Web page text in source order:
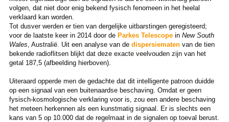
volgen, dat niet door enig bekend fysisch fenomeen in het heelal
verklaard kan worden.
Tot dusver werden er tien van dergelijke uitbarstingen geregisteerd;
voor de laatste keer in 2014 door de Parkes Telescopein New South
Wales , Australië. Uit een analyse van de dispersiematenvan de tien
bekende radioflitsen blijkt dat deze exacte veelvouden zijn van het
getal 187,5 (afbeelding hierboven).
Uiteraard opperde men de gedachte dat dit intelligente patroon duidde
op een signaal van een buitenaardse beschaving. Omdat er geen
fysisch-kosmologische verklaring voor is, zou een andere beschaving
het meteen herkennen als een kunstmatig signaal. Er is slechts een
kans van 5 op 10.000 dat de regelmaat in de signalen op toeval berust.